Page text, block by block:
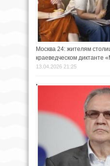
Москва 24: жителям
краеведческом диктанте
13.04.2026 21:25